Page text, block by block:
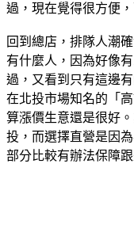
過，現在覺得很方便
回到總店，排隊人潮
有什麼人，因為好像
過，又看到只有這邊
在北投市場知名的「
算漲價生意還是很好
投，而選擇直營是因
部分比較有辦法保障跟